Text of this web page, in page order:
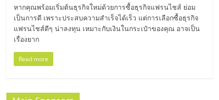
ไว,
ที่
ปรึกษา
การ
หากคุณพร้อมเริ่มต้นธุรกิจใหม่ด้วยการซื้อธุรกิจแฟรนไชส์ ย่อม
เป็นการดี เพราะประสบความสำเร็จได้เร็ว แต่การเลือกซื้อธุรกิจ
แฟรนไชส์ดีๆ น่าลงทุน เหมาะกับเงินในกระเป๋าของคุณ อาจเป็น
เรื่องยาก
Read more